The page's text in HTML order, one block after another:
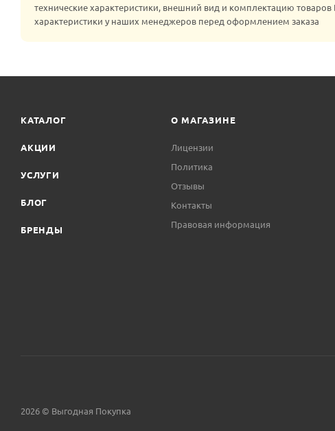
технические характеристики, внешний вид и комплектацию
характеристики у наших менеджеров перед оформлением заказа
КАТАЛОГ
АКЦИИ
УСЛУГИ
БЛОГ
БРЕНДЫ
О МАГАЗИНЕ
Лицензии
Политика
Отзывы
Контакты
Правовая информация
2026 © Выгодная Покупка